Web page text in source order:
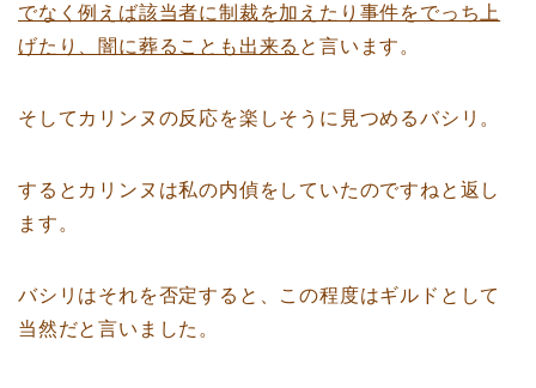
でなく例えば該当者に制裁を加えたり事件をでっち上
げたり、闇に葬ることも出来る と言います。
そしてカリンヌの反応を楽しそうに見つめるバシリ。
するとカリンヌは私の内偵をしていたのですねと返し
ます。
バシリはそれを否定すると、この程度はギルドとして
当然だと言いました。